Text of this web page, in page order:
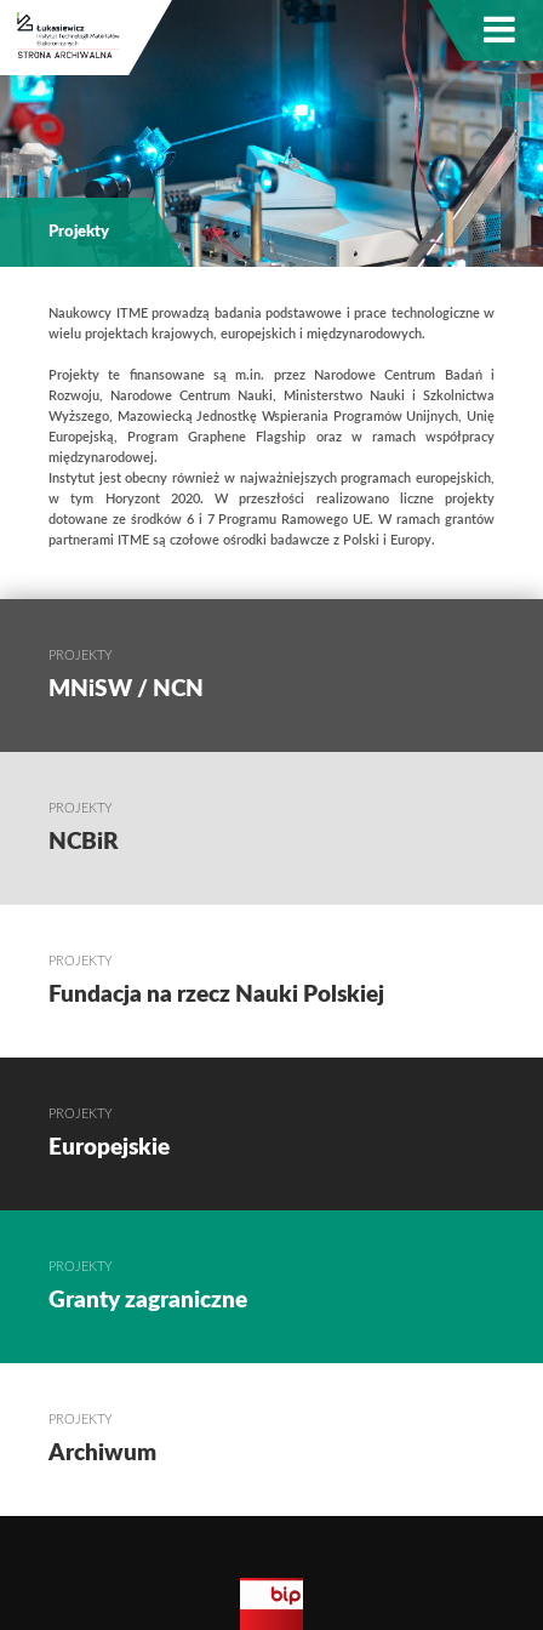
Projekty
Naukowcy ITME prowadzą badania podstawowe i prace technologiczne w
wielu projektach krajowych, europejskich i międzynarodowych.
Projekty te finansowane są m.in. przez Narodowe Centrum Badań i
Rozwoju, Narodowe Centrum Nauki, Ministerstwo Nauki i Szkolnictwa
Wyższego, Mazowiecką Jednostkę Wspierania Programów Unijnych, Unię
Europejską, Program Graphene Flagship oraz w ramach współpracy
międzynarodowej.
Instytut jest obecny również w najważniejszych programach europejskich,
w tym Horyzont 2020. W przeszłości realizowano liczne projekty
dotowane ze środków 6 i 7 Programu Ramowego UE. W ramach grantów
partnerami ITME są czołowe ośrodki badawcze z Polski i Europy.
PROJEKTY
MNiSW / NCN
PROJEKTY
NCBiR
PROJEKTY
Fundacja na rzecz Nauki Polskiej
PROJEKTY
Europejskie
PROJEKTY
Granty zagraniczne
PROJEKTY
Archiwum